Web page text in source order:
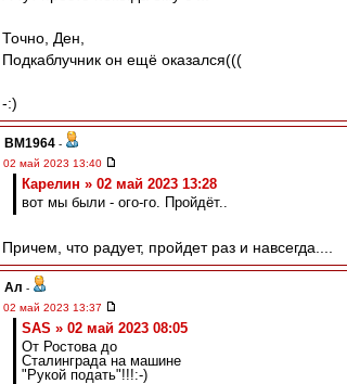
Точно, Ден,
Подкаблучник он ещё оказался(((
-:)
BM1964 -
02 май 2023 13:40
Карелин » 02 май 2023 13:28
вот мы были - ого-го. Пройдёт..
Причем, что радует, пройдет раз и навсегда....
Ал -
02 май 2023 13:37
SAS » 02 май 2023 08:05
От Ростова до
Сталинграда на машине
"Рукой подать"!!!:-)